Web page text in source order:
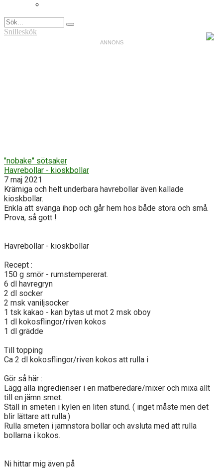
Snilleskök
"nobake" sötsaker
Havrebollar - kioskbollar
7 maj 2021
Krämiga och helt underbara havrebollar även kallade
kioskbollar.
Enkla att svänga ihop och går hem hos både stora och små.
Prova, så gott !
Havrebollar - kioskbollar
Recept :
150 g smör - rumstempererat.
6 dl havregryn
2 dl socker
2 msk vaniljsocker
1 tsk kakao - kan bytas ut mot 2 msk oboy
1 dl kokosflingor/riven kokos
1 dl grädde
Till topping
Ca 2 dl kokosflingor/riven kokos att rulla i
Gör så här :
Lägg alla ingredienser i en matberedare/mixer och mixa allt
till en jämn smet.
Ställ in smeten i kylen en liten stund. ( inget måste men det
blir lättare att rulla.)
Rulla smeten i jämnstora bollar och avsluta med att rulla
bollarna i kokos.
Ni hittar mig även på